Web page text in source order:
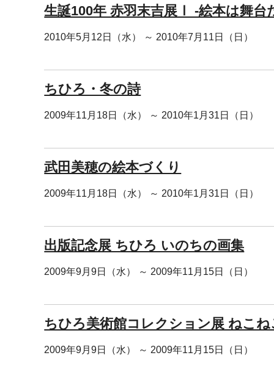
生誕100年 赤羽末吉展Ⅰ -絵本は舞台
2010年5月12日（水） ～ 2010年7月11日（日）
ちひろ・冬の詩
2009年11月18日（水） ～ 2010年1月31日（日）
武田美穂の絵本づくり
2009年11月18日（水） ～ 2010年1月31日（日）
出版記念展 ちひろ いのちの画集
2009年9月9日（水） ～ 2009年11月15日（日）
ちひろ美術館コレクション展 ねこね
2009年9月9日（水） ～ 2009年11月15日（日）